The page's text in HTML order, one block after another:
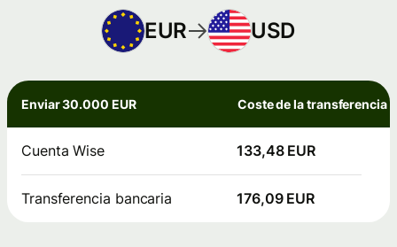
EUR USD
Enviar 30.000 EUR Coste de la transferencia
Cuenta Wise 133,48 EUR
Transferencia bancaria 176,09 EUR